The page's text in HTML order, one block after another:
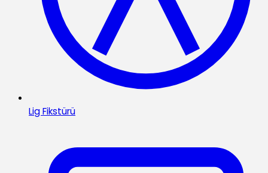
Lig Fikstürü